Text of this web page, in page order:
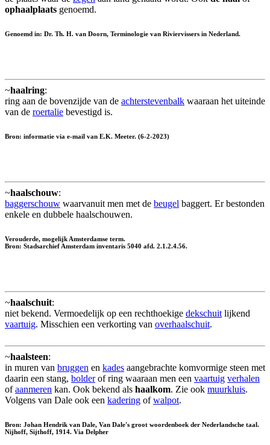
ophaalplaats genoemd.
Genoemd in: Dr. Th. H. van Doorn, Terminologie van Riviervissers in Nederland.
~haalring:
ring aan de bovenzijde van de achterstevenbalk waaraan het uiteinde
van de roertalie bevestigd is.
Bron: informatie via e-mail van E.K. Meeter. (6-2-2023)
~haalschouw:
baggerschouw waarvanuit men met de beugel baggert. Er bestonden
enkele en dubbele haalschouwen.
Verouderde, mogelijk Amsterdamse term.
Bron: Stadsarchief Amsterdam inventaris 5040 afd. 2.1.2.4.56.
~haalschuit:
niet bekend. Vermoedelijk op een rechthoekige dekschuit lijkend
vaartuig. Misschien een verkorting van overhaalschuit.
~haalsteen:
in muren van bruggen en kades aangebrachte komvormige steen met
daarin een stang, bolderof ring waaraan men een vaartuig verhalen
ofaanmeren kan. Ook bekend als haalkom. Zie ook muurkluis.
Volgens van Dale ook een kadering ofwalpot.
Bron: Johan Hendrik van Dale, Van Dale's groot woordenboek der Nederlandsche taal.
Nijhoff, Sijthoff, 1914. Via Delpher